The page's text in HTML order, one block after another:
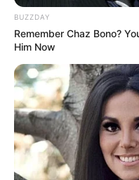
BUZZDAY
Remember Chaz Bono?
Him Now